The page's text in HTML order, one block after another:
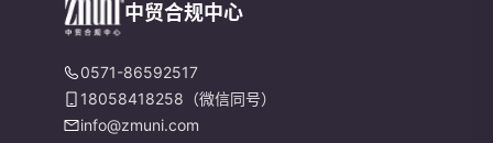
中贸合规中心
0571-86592517
18058418258（微信同号）
info@zmuni.com